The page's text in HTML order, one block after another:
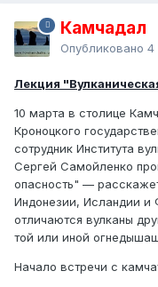
Камчадал
Опубликовано 4
Лекция
10 марта в столице
Кроноцкого
сотрудник Института
Сергей Самойленко
опасность" —
Индонезии, Исландии и
отличаются вулканы
той или иной
Начало встречи с